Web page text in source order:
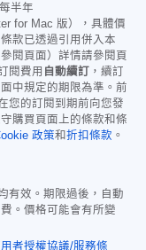
半年
for Mac 版），具體價
款已透過引用併入本
閱頁面）詳情請參閱頁
閱費用 自動續訂
，續訂
中規定的期限為準。前
您的訂閱到期前向您發
購買頁面上的條款和條
政策和折扣條款 。
有效。期限過後，自動
。價格可能會有所變
者授權協議/服務條